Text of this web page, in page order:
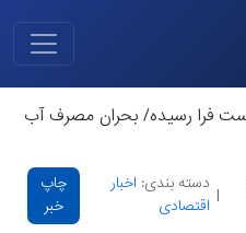
|
دسته بندی: اخبار
اقتصادی
چاپ
خبر